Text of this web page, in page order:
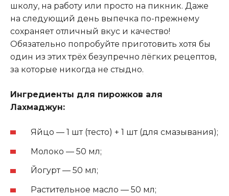
школу, на работу или просто на пикник. Даже
на следующий день выпечка по-прежнему
сохраняет отличный вкус и качество!
Обязательно попробуйте приготовить хотя бы
один из этих трёх безупречно лёгких рецептов,
за которые никогда не стыдно.
Ингредиенты для пирожков аля
Лахмаджун:
Яйцо — 1 шт (тесто) + 1 шт (для смазывания);
Молоко — 50 мл;
Йогурт — 50 мл;
Растительное масло — 50 мл;